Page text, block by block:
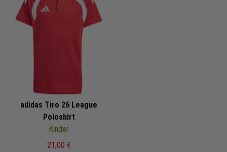
adidas Tiro 26 League
Poloshirt
Kinder
21,00 €